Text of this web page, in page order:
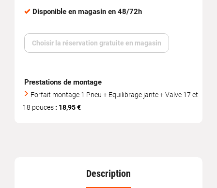
Disponible en magasin en 48/72h
Choisir la réservation gratuite en magasin
Prestations de montage
Forfait montage 1 Pneu + Equilibrage jante + Valve 17 et
18 pouces : 18,95 €
Description